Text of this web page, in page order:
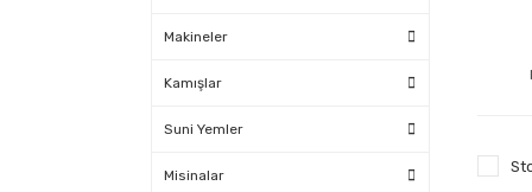
Makineler
Kamışlar
Suni Yemler
Misinalar